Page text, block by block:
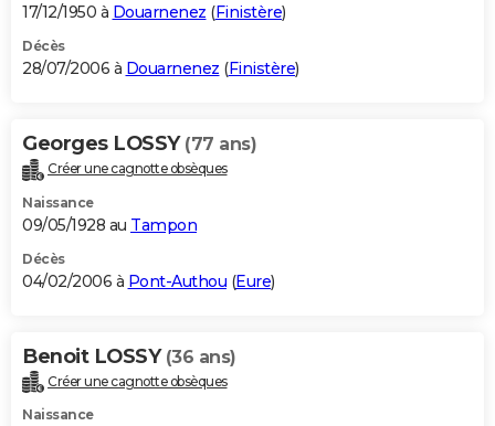
17/12/1950 à Douarnenez (Finistère)
Décès
28/07/2006 à Douarnenez (Finistère)
Georges LOSSY (77 ans)
Créer une cagnotte obsèques
Naissance
09/05/1928 au Tampon
Décès
04/02/2006 à Pont-Authou (Eure)
Benoit LOSSY (36 ans)
Créer une cagnotte obsèques
Naissance